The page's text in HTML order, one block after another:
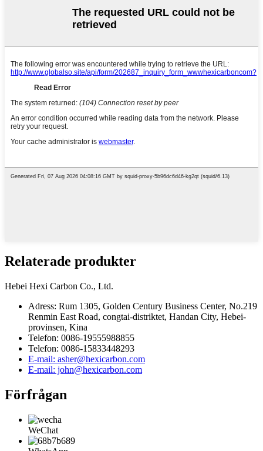
Relaterade produkter
Hebei Hexi Carbon Co., Ltd.
Adress: Rum 1305, Golden Century Business Center, No.219
Renmin East Road, congtai-distriktet, Handan City, Hebei-
provinsen, Kina
Telefon: 0086-19555988855
Telefon: 0086-15833448293
E-mail: asher@hexicarbon.com
E-mail: john@hexicarbon.com
Förfrågan
WeChat